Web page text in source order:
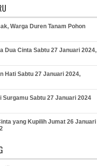
Warga Duren Tanam Pohon
Dua Cinta Sabtu 27 Januari 2024,
Hati Sabtu 27 Januari 2024,
Surgamu Sabtu 27 Januari 2024
yang Kupilih Jumat 26 Januari